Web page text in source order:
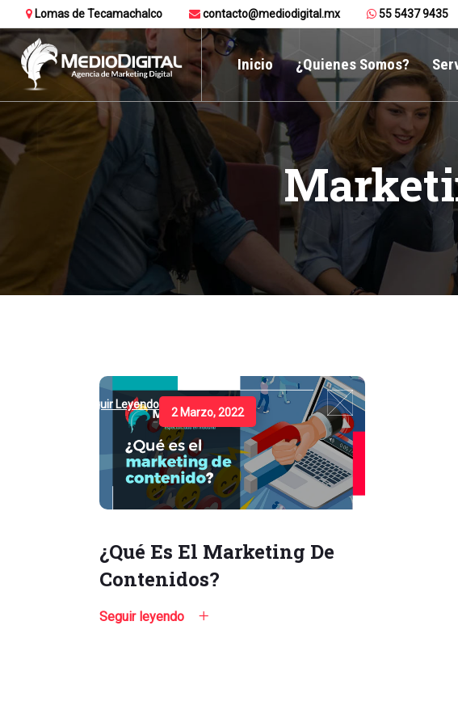
Lomas de Tecamachalco contacto@mediodigital.mx 55 5437 9435
Inicio ¿Quienes Somos?
Seguir Leyendo
2 Marzo, 2022
¿Qué Es El Marketing De
Contenidos?
Seguir leyendo